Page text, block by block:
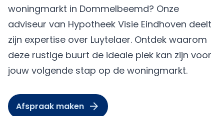
woningmarkt in Dommelbeemd? Onze
adviseur van Hypotheek Visie Eindhoven deelt
zijn expertise over Luytelaer. Ontdek waarom
deze rustige buurt de ideale plek kan zijn voor
jouw volgende stap op de woningmarkt.
Afspraak maken